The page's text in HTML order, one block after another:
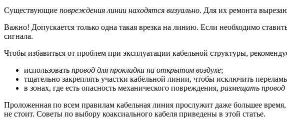
Существующие повреждения линии находятся визуально. Для их ремонта
Важно! Допускается только одна такая врезка на линию. Если необходимо
сигнала.
Чтобы избавиться от проблем при эксплуатации кабельной структуры,
использовать провод для прокладки на открытом воздухе;
тщательно закреплять участки кабельной линии, чтобы исключить
в зонах, где есть опасность механического повреждения, размещать провод
Проложенная по всем правилам кабельная линия прослужит даже большее
не стоит. Советы по выбору коаксиального кабеля приведены в этой статье.